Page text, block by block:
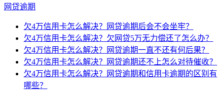
网贷逾期
欠4万信用卡怎么解决？网贷逾期后会不会坐牢？
欠4万信用卡怎么解决？欠网贷5万无力偿还了怎么办？
欠4万信用卡怎么解决？网贷逾期一直不还有何后果？
欠4万信用卡怎么解决？网贷逾期还不上怎么对待催收？
欠4万信用卡怎么解决？网贷逾期和信用卡逾期的区别有
哪些？